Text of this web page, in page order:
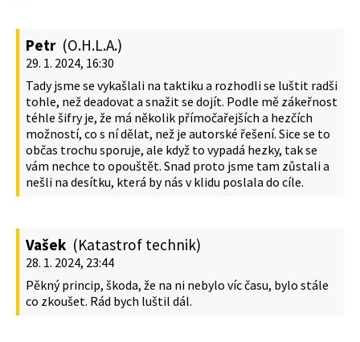
Petr (O.H.L.A.)
29. 1. 2024, 16:30
Tady jsme se vykašlali na taktiku a rozhodli se luštit radši
tohle, než deadovat a snažit se dojít. Podle mě zákeřnost
téhle šifry je, že má několik přímočařejších a hezčích
možností, co s ní dělat, než je autorské řešení. Sice se to
občas trochu sporuje, ale když to vypadá hezky, tak se
vám nechce to opouštět. Snad proto jsme tam zůstali a
nešli na desítku, která by nás v klidu poslala do cíle.
Vašek (Katastrof technik)
28. 1. 2024, 23:44
Pěkný princip, škoda, že na ni nebylo víc času, bylo stále
co zkoušet. Rád bych luštil dál.